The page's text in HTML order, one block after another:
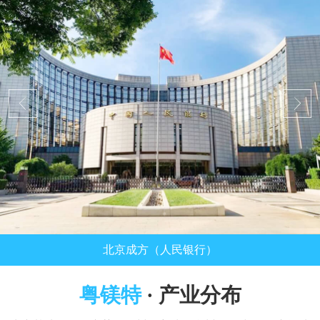
北京成方（人民银行）
粤镁特· 产业分布